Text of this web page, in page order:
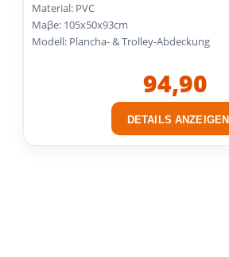
Material: PVC
Maβe: 105x50x93cm
Modell: Plancha- & Trolley-Abdeckung
94,90
DETAILS ANZEIGEN